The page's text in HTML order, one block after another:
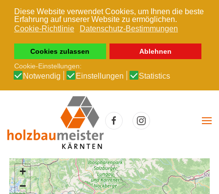
Diese Website verwendet Cookies, um Ihnen die beste
Erfahrung auf unserer Website zu ermöglichen.
Cookie-Richtlinie
Datenschutz-Bestimmungen
Cookies zulassen
Ablehnen
Cookie-Einstellungen:
Notwendig Einstellungen Statistics
Zum Hauptinhalt springen
+
−